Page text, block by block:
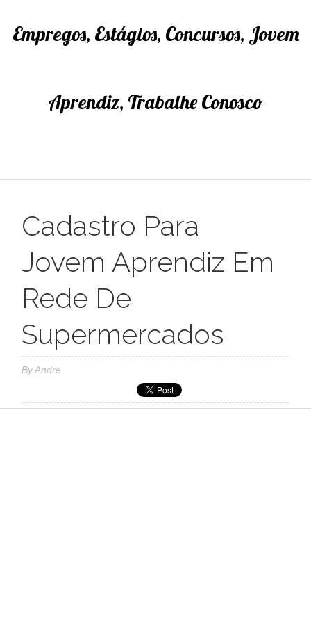
Empregos, Estágios, Concursos, Jovem
Aprendiz, Trabalhe Conosco
Cadastro Para
Jovem Aprendiz Em
Rede De
Supermercados
ByAndre